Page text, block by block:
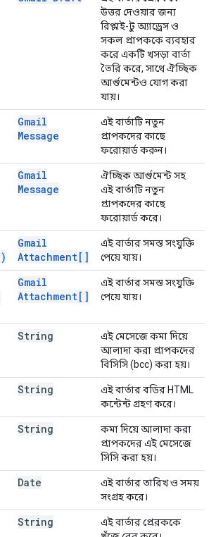
উত্তর দেওয়ার জন্য
রিপ্লাই-টু অ্যাড্রেস ও
সকল প্রাপককে ব্যবহার
করে একটি খসড়া বার্তা
তৈরি করে, সাথে ঐচ্ছিক
আর্গুমেন্টও যোগ করা
যায়।
Gmail
Message
এই বার্তাটি নতুন
প্রাপকদের কাছে
ফরোয়ার্ড করুন।
Gmail
Message
ঐচ্ছিক আর্গুমেন্ট সহ
এই বার্তাটি নতুন
প্রাপকদের কাছে
ফরোয়ার্ড করে।
)
Gmail
Attachment[]
এই বার্তার সমস্ত সংযুক্তি
পেয়ে যায়।
Gmail
Attachment[]
এই বার্তার সমস্ত সংযুক্তি
পেয়ে যায়।
String
এই মেসেজে কমা দিয়ে
আলাদা করা প্রাপকদের
বিসিসি (bcc) করা হয়।
String
এই বার্তার বডির HTML
কন্টেন্ট গ্রহণ করে।
String
কমা দিয়ে আলাদা করা
প্রাপকদের এই মেসেজে
সিসি করা হয়।
Date
এই বার্তার তারিখ ও সময়
সংগ্রহ করে।
String
এই বার্তার প্রেরককে